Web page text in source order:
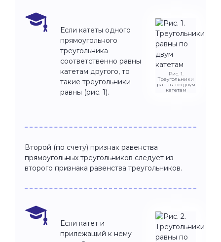
Рис. 1.
Треугольники
равны по двум
катетам
Если катеты одного
прямоугольного
треугольника
соответственно равны
катетам другого, то
такие треугольники
равны (рис. 1).
Второй (по счету) признак равенства
прямоугольных треугольников следует из
второго признака равенства треугольников.
Если катет и
прилежащий к нему